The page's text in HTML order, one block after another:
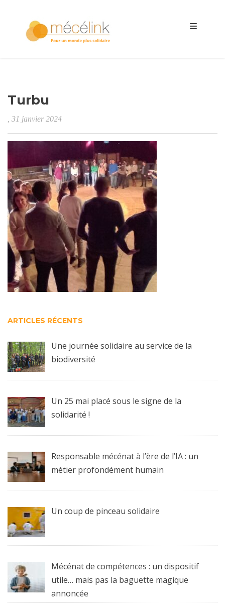
Turbu
, 31 janvier 2024
ARTICLES RÉCENTS
Une journée solidaire au service de la
biodiversité
Un 25 mai placé sous le signe de la
solidarité !
Responsable mécénat à l’ère de l’IA : un
métier profondément humain
Un coup de pinceau solidaire
Mécénat de compétences : un dispositif
utile… mais pas la baguette magique
annoncée